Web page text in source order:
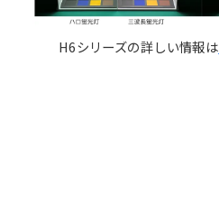
H6シリーズの詳しい情報は